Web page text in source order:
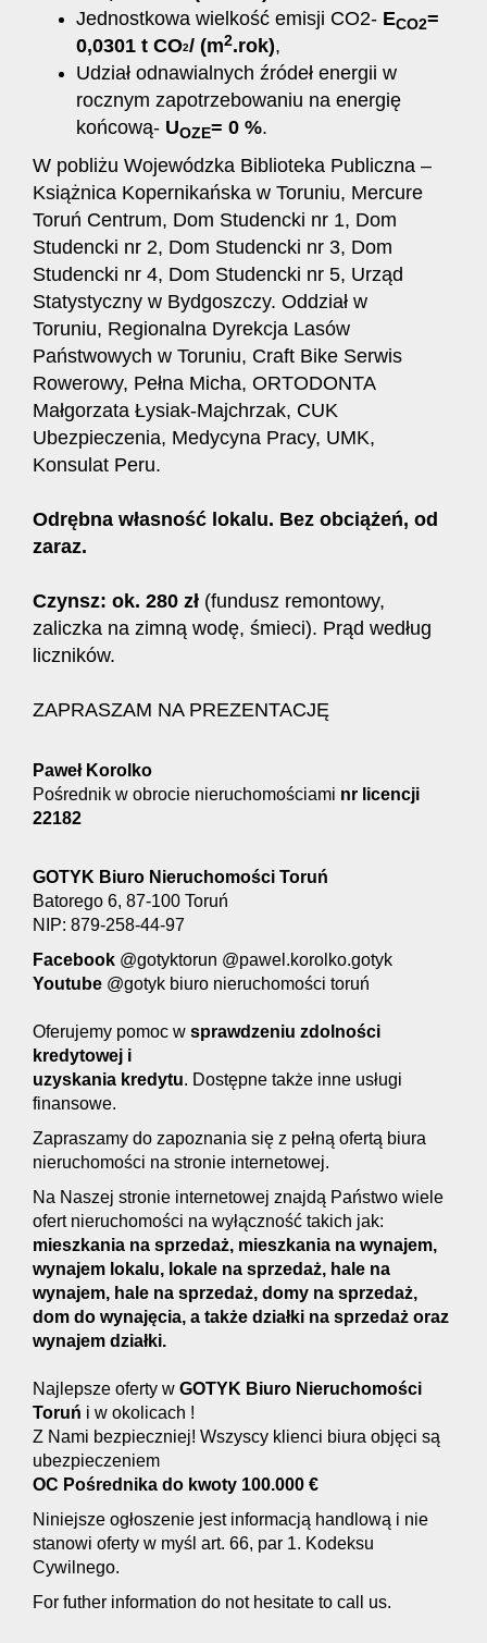
Jednostkowa wielkość emisji CO2- ECO2=
0,0301 t CO2/ (m2.rok),
Udział odnawialnych źródeł energii w
rocznym zapotrzebowaniu na energię
końcową- UOZE= 0 %.
W pobliżu Wojewódzka Biblioteka Publiczna –
Książnica Kopernikańska w Toruniu, Mercure
Toruń Centrum, Dom Studencki nr 1, Dom
Studencki nr 2, Dom Studencki nr 3, Dom
Studencki nr 4, Dom Studencki nr 5, Urząd
Statystyczny w Bydgoszczy. Oddział w
Toruniu, Regionalna Dyrekcja Lasów
Państwowych w Toruniu, Craft Bike Serwis
Rowerowy, Pełna Micha, ORTODONTA
Małgorzata Łysiak-Majchrzak, CUK
Ubezpieczenia, Medycyna Pracy, UMK,
Konsulat Peru.
Odrębna własność lokalu. Bez obciążeń, od
zaraz.
Czynsz: ok. 280 zł (fundusz remontowy,
zaliczka na zimną wodę, śmieci). Prąd według
liczników.
ZAPRASZAM NA PREZENTACJĘ
Paweł Korolko
Pośrednik w obrocie nieruchomościami nr licencji
22182
GOTYK Biuro Nieruchomości Toruń
Batorego 6, 87-100 Toruń
NIP: 879-258-44-97
Facebook @gotyktorun @pawel.korolko.gotyk
Youtube @gotyk biuro nieruchomości toruń
Oferujemy pomoc w sprawdzeniu zdolności
kredytowej i
uzyskania kredytu. Dostępne także inne usługi
finansowe.
Zapraszamy do zapoznania się z pełną ofertą biura
nieruchomości na stronie internetowej.
Na Naszej stronie internetowej znajdą Państwo wiele
ofert nieruchomości na wyłączność takich jak:
mieszkania na sprzedaż, mieszkania na wynajem,
wynajem lokalu, lokale na sprzedaż, hale na
wynajem, hale na sprzedaż, domy na sprzedaż,
dom do wynajęcia, a także działki na sprzedaż oraz
wynajem działki.
Najlepsze oferty w GOTYK Biuro Nieruchomości
Toruń i w okolicach !
Z Nami bezpieczniej! Wszyscy klienci biura objęci są
ubezpieczeniem
OC Pośrednika do kwoty 100.000 €
Niniejsze ogłoszenie jest informacją handlową i nie
stanowi oferty w myśl art. 66, par 1. Kodeksu
Cywilnego.
For futher information do not hesitate to call us.